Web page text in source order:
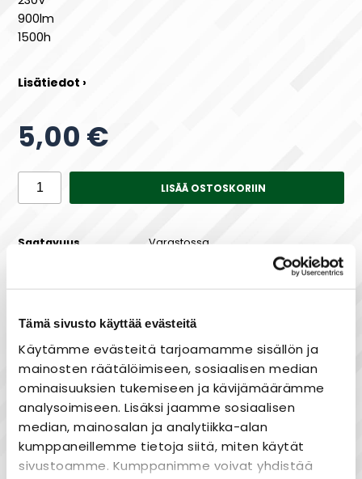
Tämä sivusto käyttää evästeitä
Käytämme evästeitä tarjoamamme sisällön ja
mainosten räätälöimiseen, sosiaalisen median
ominaisuuksien tukemiseen ja kävijämäärämme
analysoimiseen. Lisäksi jaamme sosiaalisen
median, mainosalan ja analytiikka-alan
kumppaneillemme tietoja siitä, miten käytät
sivustoamme. Kumppanimme voivat yhdistää
900lm
1500h
Lisätiedot ›
5,00 €
LISÄÄ OSTOSKORIIN
Saatavuus Varastossa
Nopea toimitus
Heti varastosta
Joustavat maksutavat